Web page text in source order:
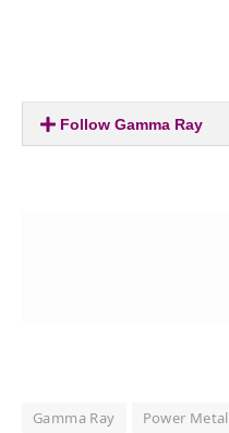
Follow Gamma Ray
Gamma Ray Power Metal